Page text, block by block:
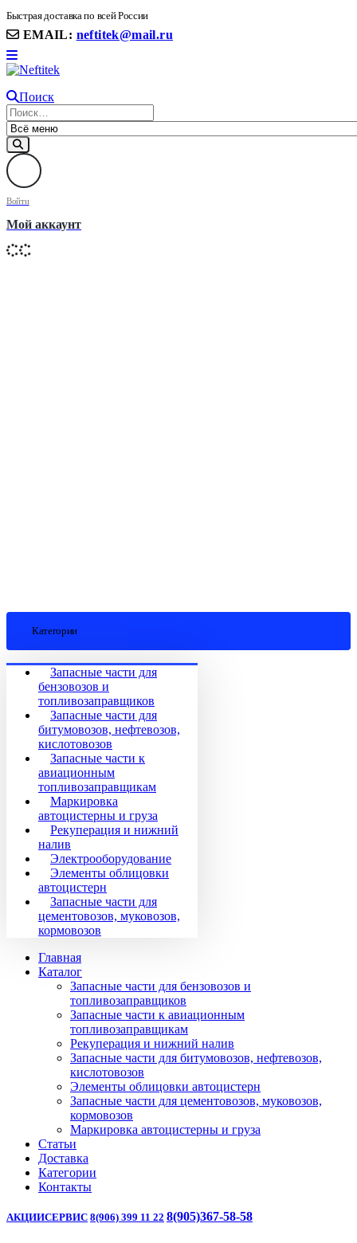
Быстрая доставка по всей России
EMAIL: neftitek@mail.ru
Поиск
Войти
Мой аккаунт
Категории
Запасные части для
бензовозов и
топливозаправщиков
Запасные части для
битумовозов, нефтевозов,
кислотовозов
Запасные части к
авиационным
топливозаправщикам
Маркировка
автоцистерны и груза
Рекуперация и нижний
налив
Электрооборудование
Элементы облицовки
автоцистерн
Запасные части для
цементовозов, муковозов,
кормовозов
Главная
Каталог
Запасные части для бензовозов и
топливозаправщиков
Запасные части к авиационным
топливозаправщикам
Рекуперация и нижний налив
Запасные части для битумовозов, нефтевозов,
кислотовозов
Элементы облицовки автоцистерн
Запасные части для цементовозов, муковозов,
кормовозов
Маркировка автоцистерны и груза
Статьи
Доставка
Категории
Контакты
АКЦИИСЕРВИС 8(906) 399 11 22 8(905)367-58-58
8(906) 399 11 22 | 8(905)367-58-58